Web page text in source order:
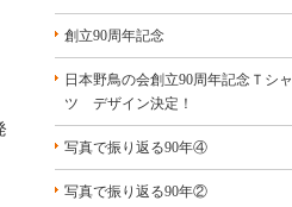
創立90周年記念
日本野鳥の会創立90周年記念Ｔシャ
ツ デザイン決定！
写真で振り返る90年④
写真で振り返る90年②